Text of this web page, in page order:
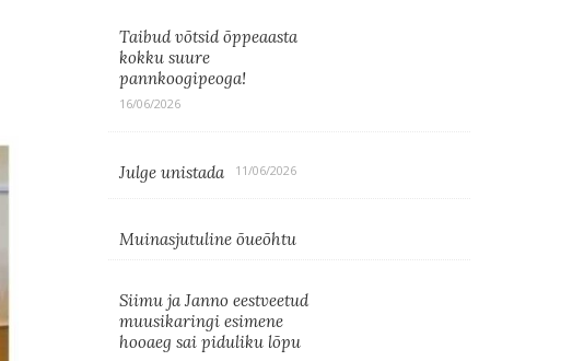
Taibud võtsid õppeaasta
kokku suure
pannkoogipeoga!
16/06/2026
Julge unistada 11/06/2026
Muinasjutuline õueõhtu
Siimu ja Janno eestveetud
muusikaringi esimene
hooaeg sai piduliku lõpu